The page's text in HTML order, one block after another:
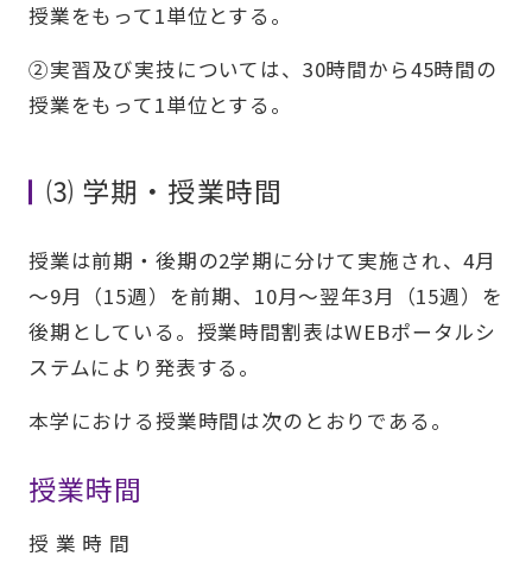
授業をもって1単位とする。
②実習及び実技については、30時間から45時間の
授業をもって1単位とする。
⑶ 学期・授業時間
授業は前期・後期の2学期に分けて実施され、4月
～9月（15週）を前期、10月～翌年3月（15週）を
後期としている。授業時間割表はWEBポータルシ
ステムにより発表する。
本学における授業時間は次のとおりである。
授業時間
授 業 時 間